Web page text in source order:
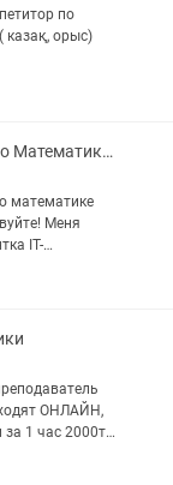
по
Онлайн репетитор по Математике/Информатике
математике
IT-
ОНЛАЙН,
1 час 2000тг,
задачи.